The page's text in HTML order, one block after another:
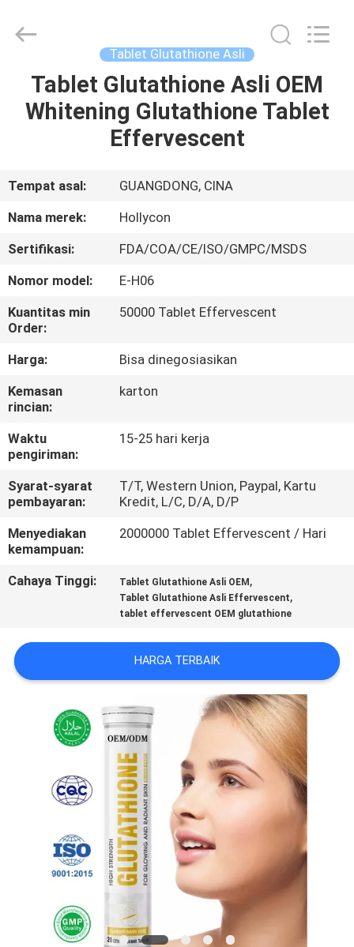
RUMAH
VIDEO
KITA
WISATA
PABRIK
KONTROL
KUALITAS
HUBUNGI
KAMI
BERITA
SEMUA
QUOTE
SUATU
SITEMAP
KEBIJAKAN
PRIVASI
Ltd..
Tablet Glutathione Asli
Tablet Glutathione Asli OEM
Whitening Glutathione Tablet
Effervescent
Tempat asal:
GUANGDONG, CINA
Nama merek:
Hollycon
Sertifikasi:
FDA/COA/CE/ISO/GMPC/MSDS
Nomor model:
E-H06
Kuantitas min
Order:
50000 Tablet Effervescent
Harga:
Bisa dinegosiasikan
Kemasan
rincian:
karton
Waktu
pengiriman:
15-25 hari kerja
Syarat-syarat
pembayaran:
T/T, Western Union, Paypal, Kartu
Kredit, L/C, D/A, D/P
Menyediakan
kemampuan:
2000000 Tablet Effervescent / Hari
Cahaya Tinggi: Tablet Glutathione Asli OEM ,
Tablet Glutathione Asli Effervescent,
tablet effervescent OEM glutathione
HARGA TERBAIK